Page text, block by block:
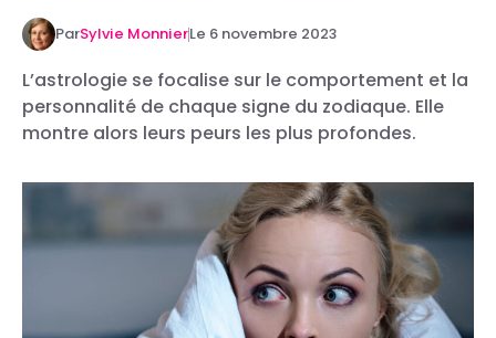
ParSylvie MonnierLe 6 novembre 2023
L’astrologie se focalise sur le comportement et la
personnalité de chaque signe du zodiaque. Elle
montre alors leurs peurs les plus profondes.